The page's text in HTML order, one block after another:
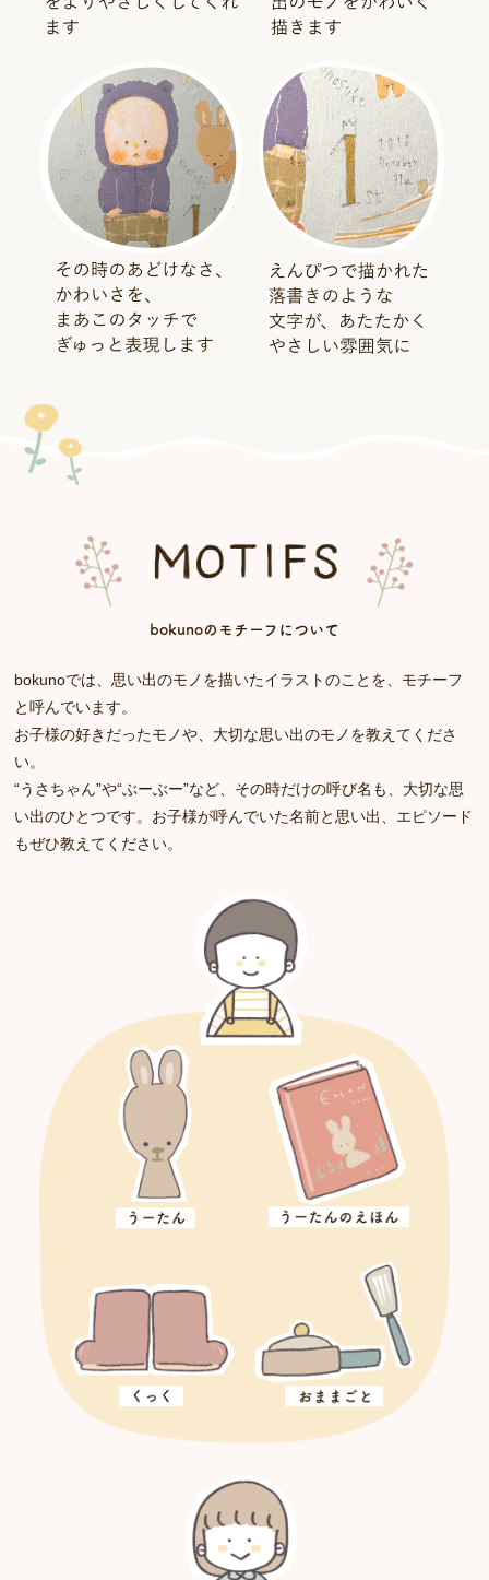
bokunoのモチーフについて
bokunoでは、思い出のモノを描いたイラストのことを、モチーフ
と呼んでいます。
お子様の好きだったモノや、大切な思い出のモノを教えてくださ
い。
“うさちゃん”や“ぶーぶー”など、その時だけの呼び名も、大切な思
い出のひとつです。お子様が呼んでいた名前と思い出、エピソード
もぜひ教えてください。